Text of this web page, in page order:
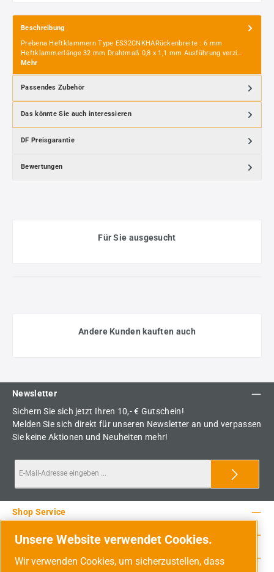
Beschreibung
Prebena Heftklammern Type ES32CNKHARückenbreite : 6 mm
Heftklammerlänge 32 mm Drahtmaß 0,8 x 1,1 mm Ausführung verzi…
Mehr
Passendes Zubehör
Das könnte Sie auch interessieren
DF Preisgarantie
Bewertungen
Für Sie ausgesucht
Andere Kunden kauften auch
Newsletter
Sichern Sie sich jetzt Ihren 10,- € Gutschein!
Melden Sie sich direkt für unseren Newsletter an und verpassen
Sie keine Aktionen und Neuheiten mehr!
Service-Hotline
Shop Service
Rechtliche Hinweise
Unsere Website verwendet Cookies.
Wir verwenden Cookies, um sicherzustellen, dass